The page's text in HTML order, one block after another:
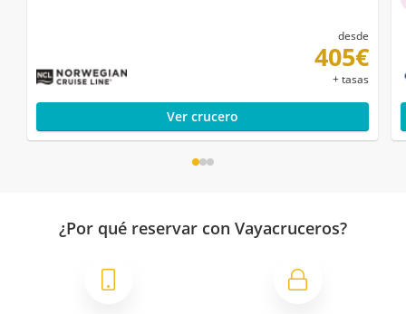
desde
405€
+ tasas
Ver crucero
¿Por qué reservar con Vayacruceros?